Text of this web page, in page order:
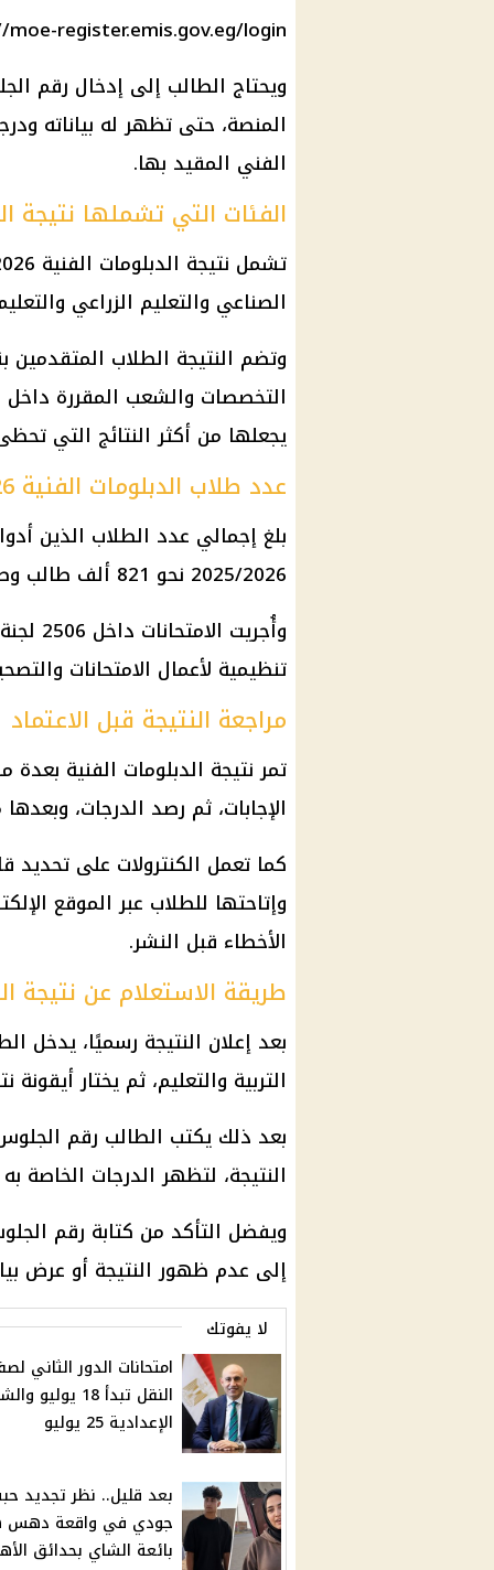
register.emis.gov.eg/login
ويحتاج الطالب إلى إدخال رقم
المنصة، حتى تظهر له بياناته
الفني المقيد بها.
الفئات التي تشملها نتيجة
الصناعي والتعليم الزراعي
وتضم النتيجة الطلاب
التخصصات والشعب المقررة
يجعلها من أكثر النتائج التي
عدد طلاب الدبلومات الفنية 2026
بلغ إجمالي عدد الطلاب الذين
2025/2026 نحو 821 ألف طالب وطالبة في مختلف التخصصات.
تنظيمية لأعمال الامتحانات
مراجعة النتيجة قبل الاعتماد
تمر نتيجة الدبلومات الفنية
الإجابات، ثم رصد الدرجات، وبعدها
كما تعمل الكنترولات على تحديد
وإتاحتها للطلاب عبر الموقع
الأخطاء قبل النشر.
طريقة الاستعلام عن نتيجة
بعد إعلان النتيجة رسميًا، يدخل
التربية والتعليم، ثم يختار أيقونة
بعد ذلك يكتب الطالب رقم
النتيجة، لتظهر الدرجات الخاصة
ويفضل التأكد من كتابة رقم
إلى عدم ظهور النتيجة أو عرض
لا يفوتك
امتحانات الدور الثاني
النقل تبدأ 18
الإعدادية 25 يوليو
بعد قليل.. نظر تجديد
جودي في واقعة دهس
بائعة الشاي بحدائق